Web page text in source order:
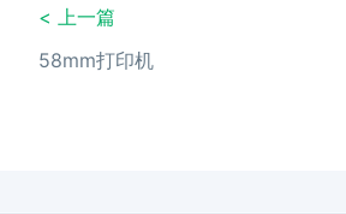
< 上一篇
58mm打印机